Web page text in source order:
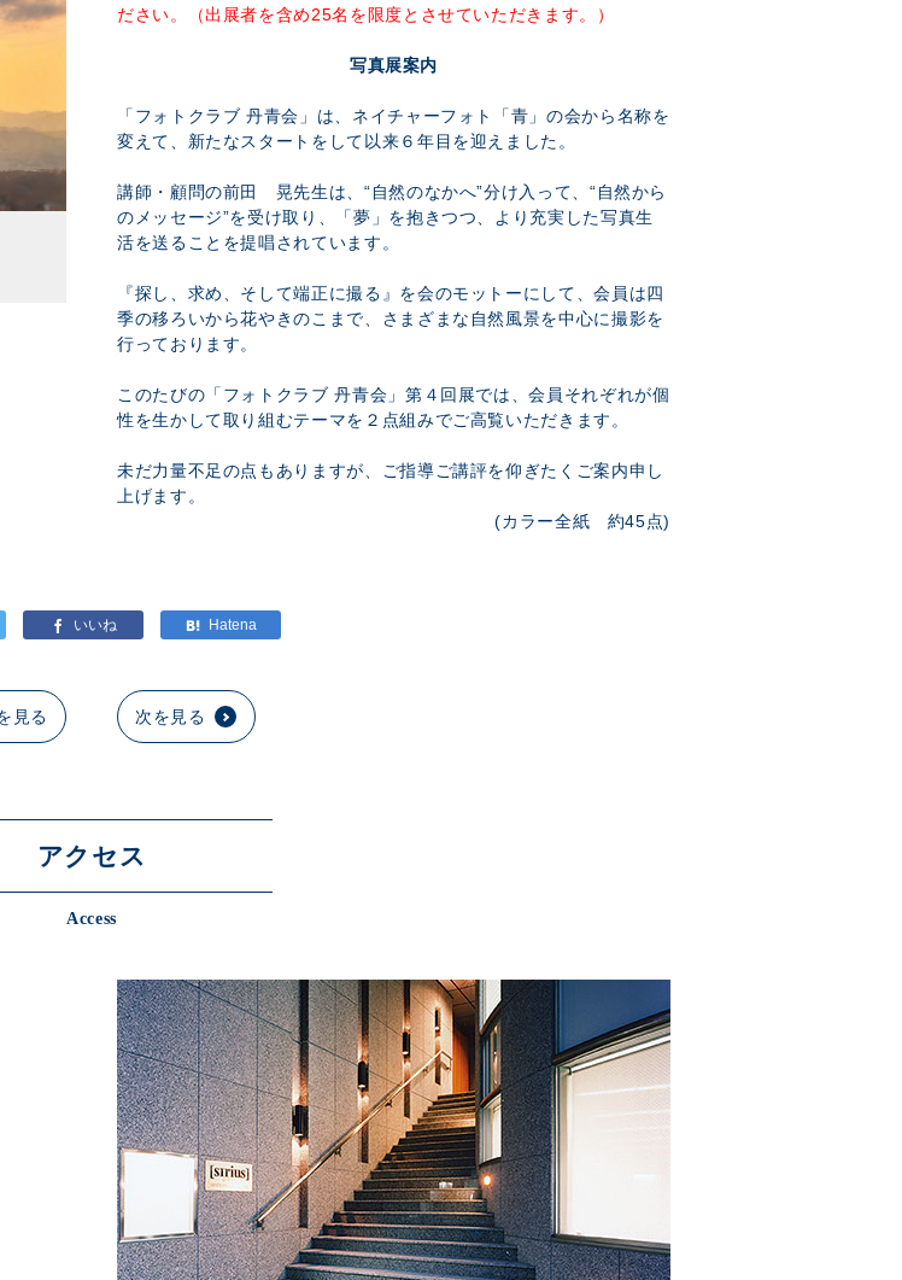
ださい。（出展者を含め25名を限度とさせていただきます。）
写真展案内
「フォトクラブ 丹青会」は、ネイチャーフォト「青」の会から名称を
変えて、新たなスタートをして以来６年目を迎えました。
講師・顧問の前田 晃先生は、“自然のなかへ”分け入って、“自然から
のメッセージ”を受け取り、「夢」を抱きつつ、より充実した写真生
活を送ることを提唱されています。
『探し、求め、そして端正に撮る』を会のモットーにして、会員は四
季の移ろいから花やきのこまで、さまざまな自然風景を中心に撮影を
行っております。
このたびの「フォトクラブ 丹青会」第４回展では、会員それぞれが個
性を生かして取り組むテーマを２点組みでご高覧いただきます。
未だ力量不足の点もありますが、ご指導ご講評を仰ぎたくご案内申し
上げます。
(カラー全紙 約45点)
見る 次を見る
アクセス
Access